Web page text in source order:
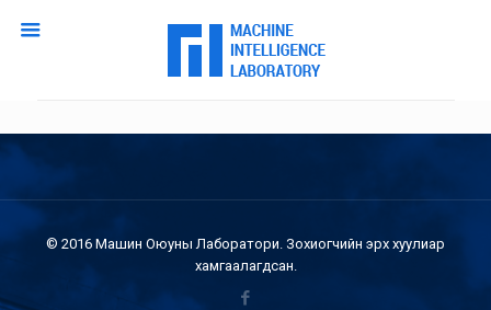
© 2016 Машин Оюуны Лаборатори. Зохиогчийн эрх хуулиар
хамгаалагдсан.